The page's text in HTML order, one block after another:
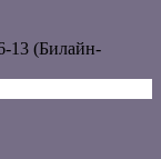
13 (Билайн-